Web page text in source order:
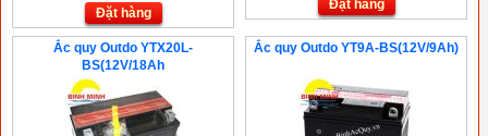
Đặt hàng
Đặt hàng
Ắc quy Outdo YTX20L-
BS(12V/18Ah
Ắc quy Outdo YT9A-BS(12V/9Ah)